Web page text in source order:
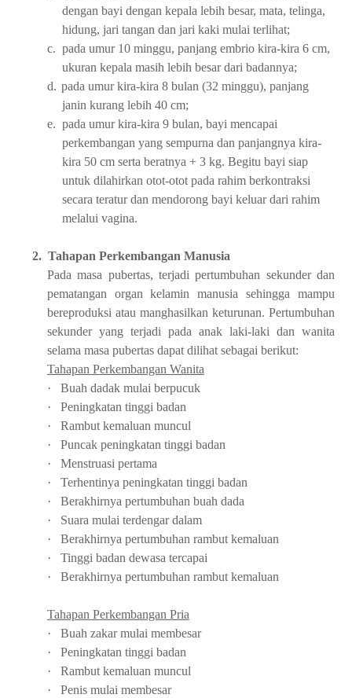
dengan bayi dengan kepala lebih besar, mata, telinga,
hidung, jari tangan dan jari kaki mulai terlihat;
c. pada umur 10 minggu, panjang embrio kira-kira 6 cm,
ukuran kepala masih lebih besar dari badannya;
d. pada umur kira-kira 8 bulan (32 minggu), panjang
janin kurang lebih 40 cm;
e. pada umur kira-kira 9 bulan, bayi mencapai
perkembangan yang sempurna dan panjangnya kira-
kira 50 cm serta beratnya + 3 kg. Begitu bayi siap
untuk dilahirkan otot-otot pada rahim berkontraksi
secara teratur dan mendorong bayi keluar dari rahim
melalui vagina.
2. Tahapan Perkembangan Manusia
Pada masa pubertas, terjadi pertumbuhan sekunder dan
pematangan organ kelamin manusia sehingga mampu
bereproduksi atau manghasilkan keturunan. Pertumbuhan
sekunder yang terjadi pada anak laki-laki dan wanita
selama masa pubertas dapat dilihat sebagai berikut:
Tahapan Perkembangan Wanita
·
Buah dadak mulai berpucuk
·
Peningkatan tinggi badan
·
Rambut kemaluan muncul
·
Puncak peningkatan tinggi badan
·
Menstruasi pertama
·
Terhentinya peningkatan tinggi badan
·
Berakhirnya pertumbuhan buah dada
·
Suara mulai terdengar dalam
·
Berakhirnya pertumbuhan rambut kemaluan
·
Tinggi badan dewasa tercapai
·
Berakhirnya pertumbuhan rambut kemaluan
Tahapan Perkembangan Pria
·
Buah zakar mulai membesar
·
Peningkatan tinggi badan
·
Rambut kemaluan muncul
·
Penis mulai membesar